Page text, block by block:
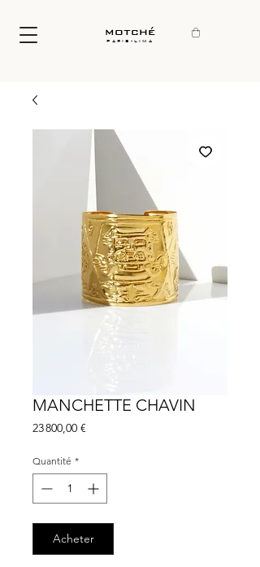
motché
paris-lima
MANCHETTE CHAVIN
23 800,00 €
Quantité *
Acheter